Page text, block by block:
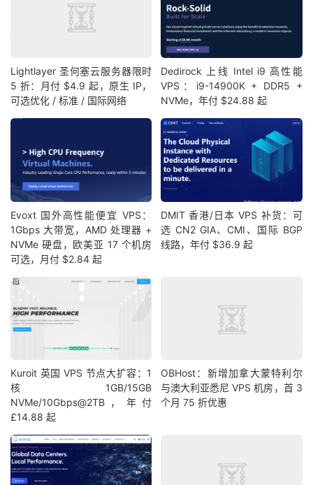
Lightlayer 圣何塞云服务器限时
5 折：月付 $4.9 起，原生 IP，
可选优化 / 标准 / 国际网络
Dedirock 上线 Intel i9 高性能
VPS：i9-14900K + DDR5 +
NVMe，年付 $24.88 起
Evoxt 国外高性能便宜 VPS：
1Gbps 大带宽，AMD 处理器 +
NVMe 硬盘，欧美亚 17 个机房
可选，月付 $2.84 起
DMIT 香港/日本 VPS 补货：可
选 CN2 GIA、CMI、国际 BGP
线路，年付 $36.9 起
Kuroit 英国 VPS 节点大扩容：1
核1GB/15GB
NVMe/10Gbps@2TB，年付
£14.88 起
OBHost：新增加拿大蒙特利尔
与澳大利亚悉尼 VPS 机房，首 3
个月 75 折优惠